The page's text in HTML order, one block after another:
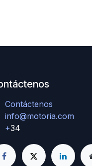
Contáctenos
info@motoria.com
+34